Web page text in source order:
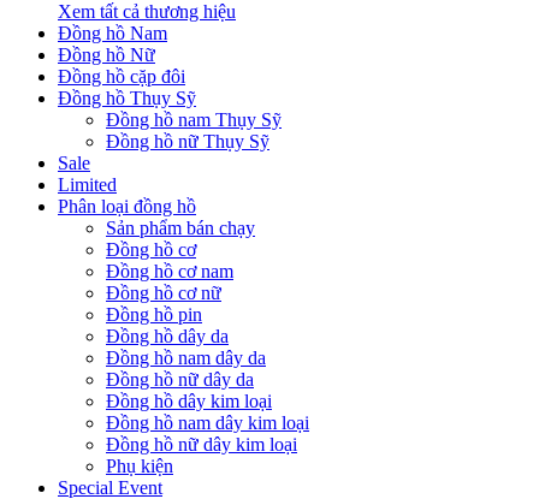
Xem tất cả thương hiệu
Đồng hồ Nam
Đồng hồ Nữ
Đồng hồ cặp đôi
Đồng hồ Thụy Sỹ
Đồng hồ nam Thụy Sỹ
Đồng hồ nữ Thụy Sỹ
Sale
Limited
Phân loại đồng hồ
Sản phẩm bán chạy
Đồng hồ cơ
Đồng hồ cơ nam
Đồng hồ cơ nữ
Đồng hồ pin
Đồng hồ dây da
Đồng hồ nam dây da
Đồng hồ nữ dây da
Đồng hồ dây kim loại
Đồng hồ nam dây kim loại
Đồng hồ nữ dây kim loại
Phụ kiện
Special Event